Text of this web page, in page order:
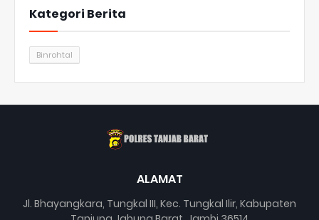
Kategori Berita
Binrohtal
ALAMAT
Jl. Bhayangkara, Tungkal III, Kec. Tungkal Ilir, Kabupaten